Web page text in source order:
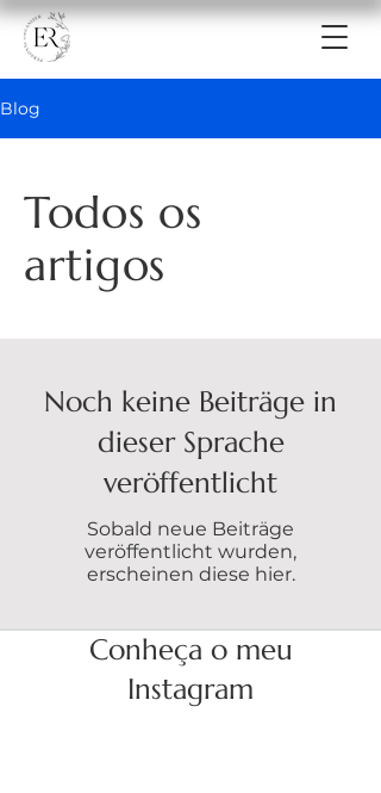
Blog
Todos os
artigos
Noch keine Beiträge in
dieser Sprache
veröffentlicht
Sobald neue Beiträge
veröffentlicht wurden,
erscheinen diese hier.
Conheça o meu
Instagram